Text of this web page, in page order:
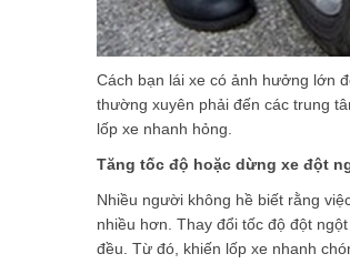
Cách bạn lái xe có ảnh hưởng lớn
thường xuyên phải đến các trung
lốp xe nhanh hỏng.
Tăng tốc độ hoặc dừng xe đột
Nhiều người không hề biết rằng
nhiều hơn. Thay đổi tốc độ đột
đều. Từ đó, khiến lốp xe nhanh